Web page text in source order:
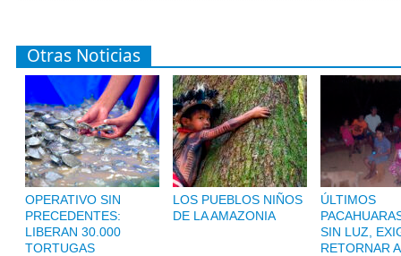
Otras Noticias
OPERATIVO SIN
PRECEDENTES:
LIBERAN 30.000
TORTUGAS
LOS PUEBLOS NIÑOS
DE LA AMAZONIA
ÚLTIMOS
SIN LUZ,
RETORNAR